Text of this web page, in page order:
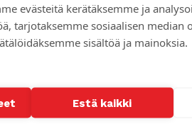
evästeitä kerätäksemme ja
tarjotaksemme sosiaalisen median
sisältöä ja mainoksia.
Estä kaikki